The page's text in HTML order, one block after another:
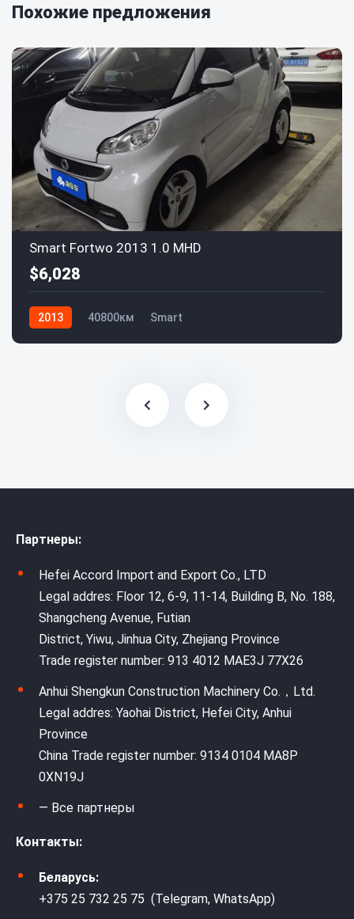
Похожие предложения
Smart Fortwo 2013 1.0 MHD
$6,028
2013 40800км Smart
Партнеры:
Hefei Accord Import and Export Co., LTD
Legal addres: Floor 12, 6-9, 11-14, Building B, No. 188,
Shangcheng Avenue, Futian
District, Yiwu, Jinhua City, Zhejiang Province
Trade register number: 913 4012 MAE3J 77X26
Anhui Shengkun Construction Machinery Co.，Ltd.
Legal addres: Yaohai District, Hefei City, Anhui
Province
China Trade register number: 9134 0104 MA8P
0XN19J
— Все партнеры
Контакты:
Беларусь:
+375 25 732 25 75 (Telegram, WhatsApp)